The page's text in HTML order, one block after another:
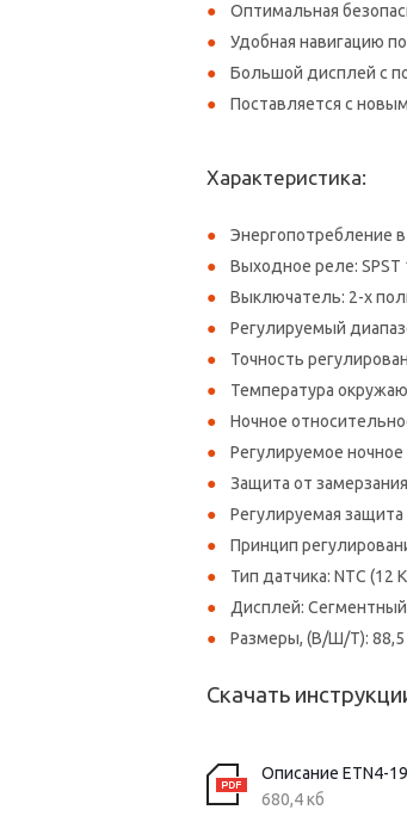
Оптимальная
Удобная навигацию
Большой дисплей с
Поставляется с
Характеристика:
Энергопотребление
Выходное реле: SPST
Выключатель: 2-х
Регулируемый
Точность
Температура
Ночное
Регулируемое
Защита от
Регулируемая
Принцип
Тип датчика: NTC (12
Дисплей:
Размеры, (В/Ш/Т): 88,5
Скачать
Описание ETN4-
680,4 кб